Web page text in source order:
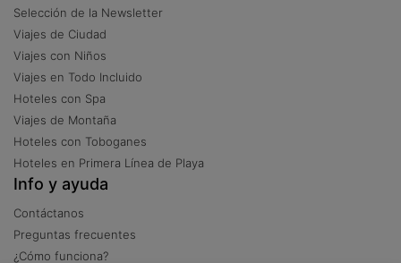
Selección de la Newsletter
Viajes de Ciudad
Viajes con Niños
Viajes en Todo Incluido
Hoteles con Spa
Viajes de Montaña
Hoteles con Toboganes
Hoteles en Primera Línea de Playa
Info y ayuda
Contáctanos
Preguntas frecuentes
¿Cómo funciona?